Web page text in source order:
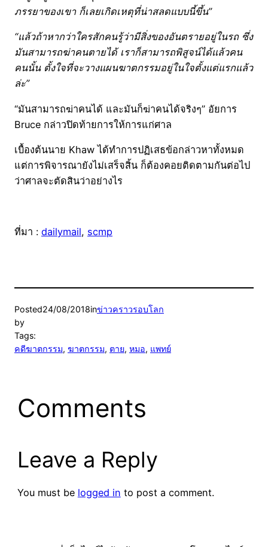
ภรรยาของเขา ก็เลยเกิดเหตุที่น่าสลดแบบนี้ขึ้น”
“แล้วถ้าหากว่าใครสักคนรู้ว่ามีสิ่งของอันตรายอยู่ในรถ ซึ่ง
มันสามารถฆ่าคนตายได้ เราก็สามารถพิสูจน์ได้แล้วคน
คนนั้น ตั้งใจที่จะวางแผนฆาตกรรมอยู่ในใจตั้งแต่แรกแล้ว
ล่ะ”
“มันสามารถฆ่าคนได้ และมันก็ฆ่าคนได้จริงๆ” อัยการ
Bruce กล่าวปิดท้ายการให้การแก่ศาล
เบื้องต้นนาย Khaw ได้ทำการปฏิเสธข้อกล่าวหาทั้งหมด
แต่การพิจารณายังไม่เสร็จสิ้น ก็ต้องคอยติดตามกันต่อไป
ว่าศาลจะตัดสินว่าอย่างไร
ที่มา : dailymail, scmp
Posted24/08/2018inข่าวคราวรอบโลก
by
Tags:
คดีฆาตกรรม, ฆาตกรรม, ตาย, หมอ, แพทย์
Comments
Leave a Reply
You must be logged in to post a comment.